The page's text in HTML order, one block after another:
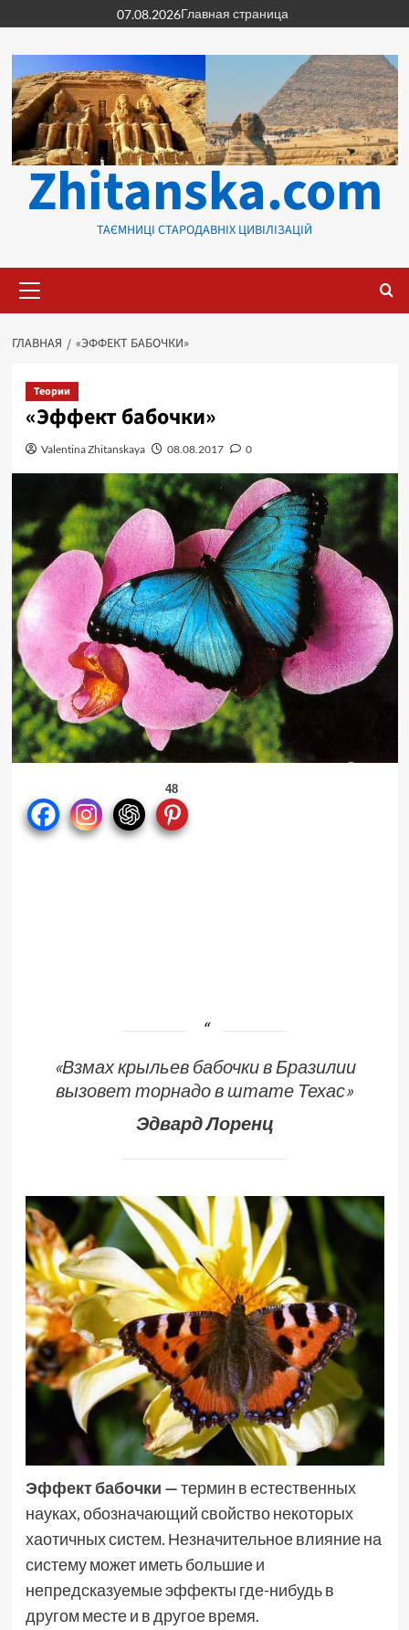
к
содержимому
07.08.2026Главная страница
Zhitanska.com
ТАЄМНИЦІ СТАРОДАВНІХ ЦИВІЛІЗАЦІЙ
меню
ГЛАВНАЯ «ЭФФЕКТ БАБОЧКИ»
Теории
«Эффект бабочки»
Valentina Zhitanskaya 08.08.2017 0
48
«Взмах крыльев бабочки в Бразилии
вызовет торнадо в штате Техас»
Эдвард Лоренц
Эффект бабочки —термин в естественных
науках, обозначающий свойство некоторых
хаотичных систем. Незначительное влияние на
систему может иметь большие и
непредсказуемые эффекты где-нибудь в
другом месте и в другое время.